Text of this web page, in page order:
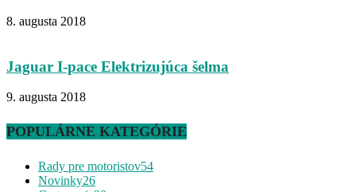
8. augusta 2018
Jaguar I-pace Elektrizujúca šelma
9. augusta 2018
POPULÁRNE KATEGÓRIE
Rady pre motoristov54
Novinky26